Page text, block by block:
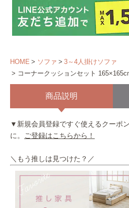
HOME ソファ
3～4人掛けソファ
コーナークッションセット
商品説明
▼新規会員登録ですぐ使えるクーポ
に。
ご登録はこちらから！
＼もう推しは見つけた？／